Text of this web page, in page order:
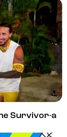
Survivor-a